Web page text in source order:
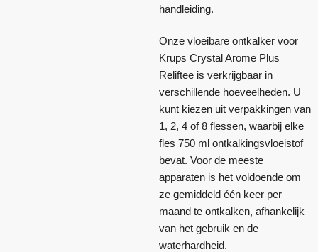
handleiding.
Onze vloeibare ontkalker voor
Krups Crystal Arome Plus
Reliftee is verkrijgbaar in
verschillende hoeveelheden. U
kunt kiezen uit verpakkingen van
1, 2, 4 of 8 flessen, waarbij elke
fles 750 ml ontkalkingsvloeistof
bevat. Voor de meeste
apparaten is het voldoende om
ze gemiddeld één keer per
maand te ontkalken, afhankelijk
van het gebruik en de
waterhardheid.